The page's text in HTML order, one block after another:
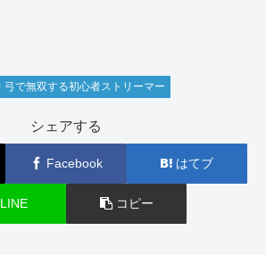
弓で無双する初心者ストリーマー
シェアする
Facebook はてブ
LINE コピー